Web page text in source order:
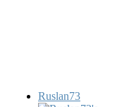
Ruslan73